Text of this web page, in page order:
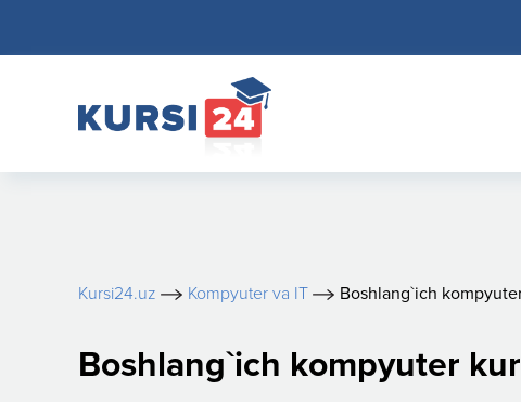
Kursi24.uz Kompyuter va IT Boshlang`ich
Boshlang`ich kompyuter